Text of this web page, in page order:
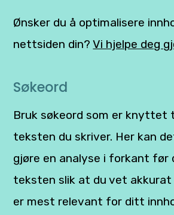
Ønsker du å optimalisere
nettsiden din?Vi hjelpe deg
Søkeord
Bruk søkeord som er knyttet
teksten du skriver. Her kan
gjøre en analyse i forkant før
teksten slik at du vet akkurat
er mest relevant for ditt